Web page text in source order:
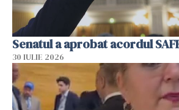
Senatul a aprobat acordul
30 IULIE 2026